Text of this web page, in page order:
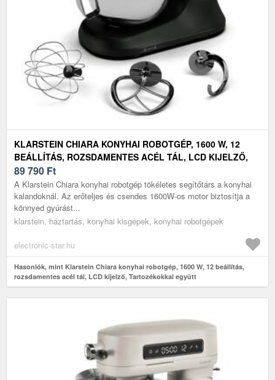
KLARSTEIN CHIARA KONYHAI ROBOTGÉP, 1600 W, 12
BEÁLLÍTÁS, ROZSDAMENTES ACÉL TÁL, LCD KIJELZŐ,
TARTOZÉKOKKAL EGYÜTT
89 790 Ft
A Klarstein Chiara konyhai robotgép tökéletes segítőtárs a konyhai
kalandoknál. Az erőteljes és csendes 1600W-os motor biztosítja a
könnyed gyúrást...
klarstein, háztartás, konyhai kisgépek, konyhai robotgépek
electronic-star.hu
Hasonlók, mint Klarstein Chiara konyhai robotgép, 1600 W, 12 beállítás,
rozsdamentes acél tál, LCD kijelző, Tartozékokkal együtt